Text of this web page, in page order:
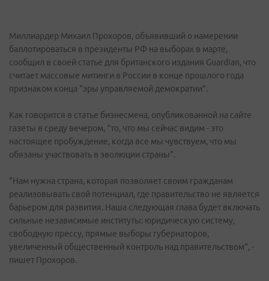
Миллиардер Михаил Прохоров, объявивший о намерении
баллотироваться в президенты РФ на выборах в марте,
сообщил в своей статье для британского издания Guardian, что
считает массовые митинги в России в конце прошлого года
признаком конца "эры управляемой демократии".
Как говорится в статье бизнесмена, опубликованной на сайте
газеты в среду вечером, "то, что мы сейчас видим - это
настоящее пробуждение, когда все мы чувствуем, что мы
обязаны участвовать в эволюции страны".
"Нам нужна страна, которая позволяет своим гражданам
реализовывать свой потенциал, где правительство не является
барьером для развития. Наша следующая глава будет включать
сильные независимые институты: юридическую систему,
свободную прессу, прямые выборы губернаторов,
увеличенный общественный контроль над правительством", -
пишет Прохоров.